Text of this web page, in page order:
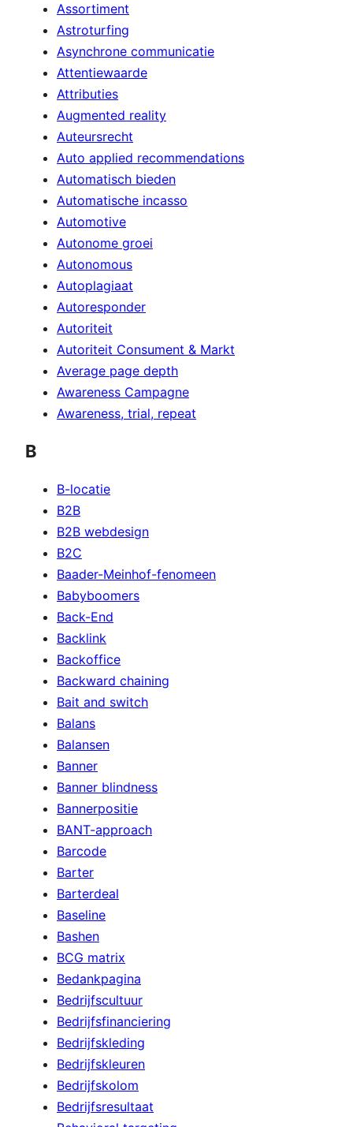
Assortiment
Astroturfing
Asynchrone communicatie
Attentiewaarde
Attributies
Augmented reality
Auteursrecht
Auto applied recommendations
Automatisch bieden
Automatische incasso
Automotive
Autonome groei
Autonomous
Autoplagiaat
Autoresponder
Autoriteit
Autoriteit Consument & Markt
Average page depth
Awareness Campagne
Awareness, trial, repeat
B
B-locatie
B2B
B2B webdesign
B2C
Baader-Meinhof-fenomeen
Babyboomers
Back-End
Backlink
Backoffice
Backward chaining
Bait and switch
Balans
Balansen
Banner
Banner blindness
Bannerpositie
BANT-approach
Barcode
Barter
Barterdeal
Baseline
Bashen
BCG matrix
Bedankpagina
Bedrijfscultuur
Bedrijfsfinanciering
Bedrijfskleding
Bedrijfskleuren
Bedrijfskolom
Bedrijfsresultaat